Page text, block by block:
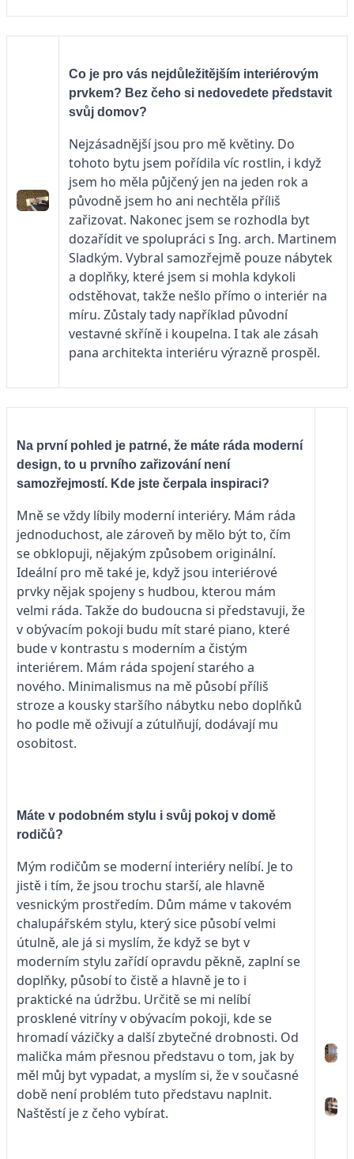
Co je pro vás nejdůležitějším interiérovým
prvkem? Bez čeho si nedovedete představit
svůj domov?
Nejzásadnější jsou pro mě květiny. Do
tohoto bytu jsem pořídila víc rostlin, i když
jsem ho měla půjčený jen na jeden rok a
původně jsem ho ani nechtěla příliš
zařizovat. Nakonec jsem se rozhodla byt
dozařídit ve spolupráci s Ing. arch. Martinem
Sladkým. Vybral samozřejmě pouze nábytek
a doplňky, které jsem si mohla kdykoli
odstěhovat, takže nešlo přímo o interiér na
míru. Zůstaly tady například původní
vestavné skříně i koupelna. I tak ale zásah
pana architekta interiéru výrazně prospěl.
Na první pohled je patrné, že máte ráda moderní
design, to u prvního zařizování není
samozřejmostí. Kde jste čerpala inspiraci?
Mně se vždy líbily moderní interiéry. Mám ráda
jednoduchost, ale zároveň by mělo být to, čím
se obklopuji, nějakým způsobem originální.
Ideální pro mě také je, když jsou interiérové
prvky nějak spojeny s hudbou, kterou mám
velmi ráda. Takže do budoucna si představuji, že
v obývacím pokoji budu mít staré piano, které
bude v kontrastu s moderním a čistým
interiérem. Mám ráda spojení starého a
nového. Minimalismus na mě působí příliš
stroze a kousky staršího nábytku nebo doplňků
ho podle mě oživují a zútulňují, dodávají mu
osobitost.
Máte v podobném stylu i svůj pokoj v domě
rodičů?
Mým rodičům se moderní interiéry nelíbí. Je to
jistě i tím, že jsou trochu starší, ale hlavně
vesnickým prostředím. Dům máme v takovém
chalupářském stylu, který sice působí velmi
útulně, ale já si myslím, že když se byt v
moderním stylu zařídí opravdu pěkně, zaplní se
doplňky, působí to čistě a hlavně je to i
praktické na údržbu. Určitě se mi nelíbí
prosklené vitríny v obývacím pokoji, kde se
hromadí vázičky a další zbytečné drobnosti. Od
malička mám přesnou představu o tom, jak by
měl můj byt vypadat, a myslím si, že v současné
době není problém tuto představu naplnit.
Naštěstí je z čeho vybírat.